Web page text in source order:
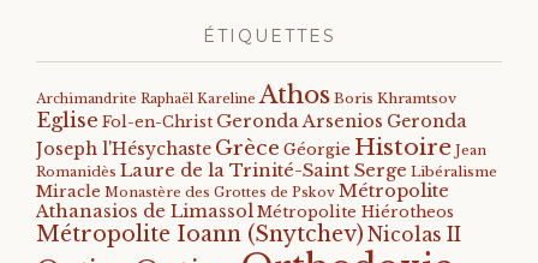
ÉTIQUETTES
Archimandrite Raphaël Kareline Athos Boris Khramtsov
Eglise Fol-en-Christ Geronda Arsenios Geronda
Joseph l'Hésychaste Grèce Géorgie Histoire Jean
Romanidès Laure de la Trinité-Saint Serge Libéralisme
Miracle Monastère des Grottes de Pskov Métropolite
Athanasios de Limassol Métropolite Hiérotheos
Métropolite Ioann (Snytchev) Nicolas II